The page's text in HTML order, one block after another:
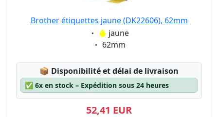
Brother étiquettes jaune (DK22606), 62mm
Eigenschaft:
jaune
Eigenschaft:
62mm
📦 Lagerstatus:
Disponibilité et délai de livraison
✅ 6x en stock – Expédition sous 24 heures
52,41 EUR